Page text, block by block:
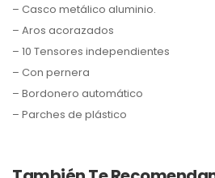
– Casco metálico aluminio.
– Aros acorazados
– 10 Tensores independientes
– Con pernera
– Bordonero automático
– Parches de plástico